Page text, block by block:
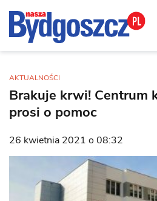
AKTUALNOŚCI
Brakuje krwi! Centrum
prosi o pomoc
26 kwietnia 2021 o 08:32